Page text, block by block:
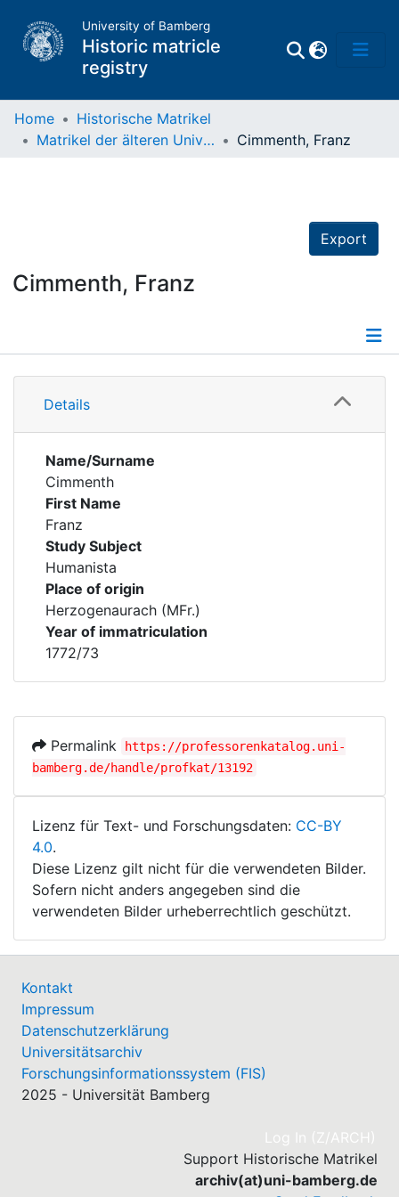
University of Bamberg
Historic matricle
registry
Home
Historische Matrikel
Matrikel der älteren Universität
Cimmenth, Franz
Export
Cimmenth, Franz
Details
Details
Name/Surname
Cimmenth
First Name
Franz
Study Subject
Humanista
Place of origin
Herzogenaurach (MFr.)
Year of immatriculation
1772/73
Permalink
https://professorenkatalog.uni-
bamberg.de/handle/profkat/13192
Lizenz für Text- und Forschungsdaten: CC-BY
4.0.
Diese Lizenz gilt nicht für die verwendeten Bilder.
Sofern nicht anders angegeben sind die
verwendeten Bilder urheberrechtlich geschützt.
Kontakt
Impressum
Datenschutzerklärung
Universitätsarchiv
Forschungsinformationssystem (FIS)
2025 - Universität Bamberg
Log In (Z/ARCH)
Support Historische Matrikel
archiv(at)uni-bamberg.de